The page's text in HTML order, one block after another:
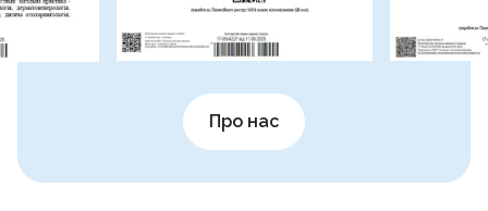
Про нас